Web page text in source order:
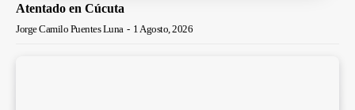
Atentado en Cúcuta
Jorge Camilo Puentes Luna - 1 Agosto, 2026